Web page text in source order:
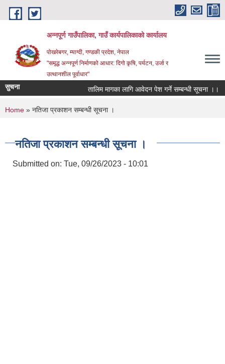
Skip to main content
अन्‍नपूर्ण गाउँपालिका, गाउँ कार्यपालिकाको कार्यालय
पोखरेबगर, म्याग्दी, गण्डकी प्रदेश, नेपाल
"समृद्ध अन्‍नपूर्ण निर्माणको आधार: दिगो कृषि, पर्यटन, उर्जा र
उत्थानशील पूर्वाधार"
सुचना तालिम मागका लागि आवेदन पेश गर्ने सम्बन्धी सूचना ।।
You are here
Home » नतिजा प्रकाशन सम्बन्धी सूचना ।
नतिजा प्रकाशन सम्बन्धी सूचना ।
Submitted on: Tue, 09/26/2023 - 10:01